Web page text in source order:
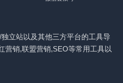
立站以及其他三方平台的工具导
营销,联盟营销,SEO等常用工具以